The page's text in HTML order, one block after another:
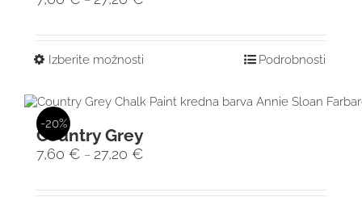
Izberite možnosti Podrobnosti
-20%
Country Grey
7,60 € – 27,20 €